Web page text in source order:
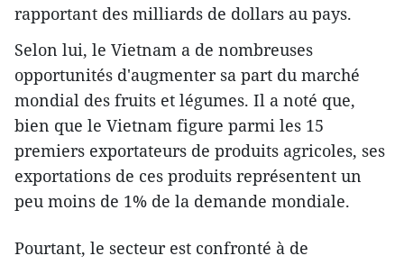
rapportant des milliards de dollars au pays.
Selon lui, le Vietnam a de nombreuses
opportunités d'augmenter sa part du marché
mondial des fruits et légumes. Il a noté que,
bien que le Vietnam figure parmi les 15
premiers exportateurs de produits agricoles, ses
exportations de ces produits représentent un
peu moins de 1% de la demande mondiale.
Pourtant, le secteur est confronté à de